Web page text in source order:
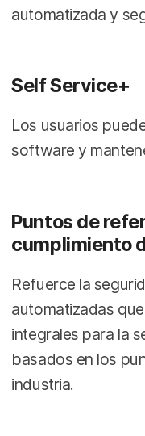
automatizada y
Self Service+
Los usuarios
software y
Puntos de
cumplimiento
Refuerce la
automatizadas
integrales para la
basados en los
industria.